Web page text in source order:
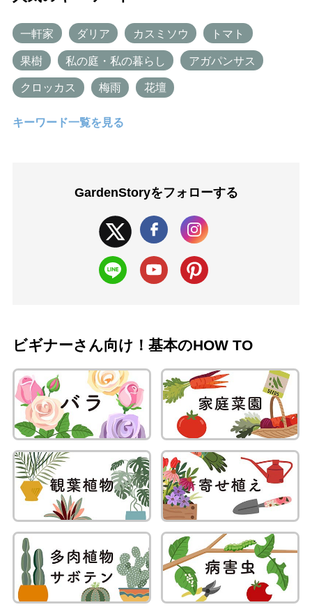
一軒家 ダリア カスミソウ トマト
果樹 私の庭・私の暮らし アガパンサス
クロッカス 梅雨 花壇
キーワード一覧を見る
GardenStoryをフォローする
ビギナーさん向け！基本のHOW TO